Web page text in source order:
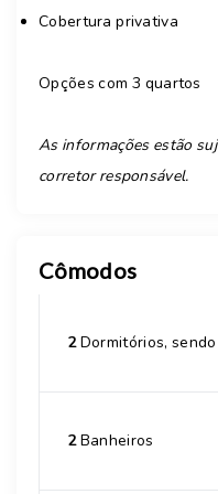
Cobertura privativa
Opções com 3 quartos
As informações estão
corretor responsável.
Cômodos
2Dormitórios, sendo
2Banheiros